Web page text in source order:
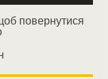
повернутися